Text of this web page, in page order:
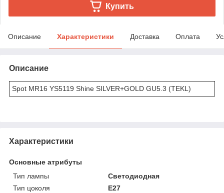
Купить
Описание Характеристики Доставка Оплата
Описание
Spot MR16 YS5119 Shine SILVER+GOLD GU5.3 (TEKL)
Характеристики
Основные атрибуты
Тип лампы
Светодиодная
Тип цоколя
E27